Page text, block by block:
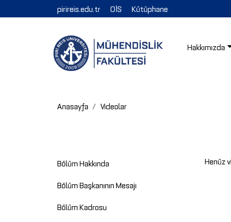
pirireis.edu.tr OİS Kütüphane
Hakkımızda
Anasayfa Videolar
Bölüm Hakkında
Bölüm Başkanının Mesajı
Bölüm Kadrosu
Henüz